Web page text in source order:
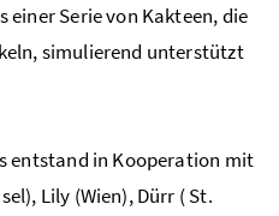
einer Serie von Kakteen, die
simulierend unterstützt
entstand in Kooperation mit
Lily (Wien), Dürr ( St.